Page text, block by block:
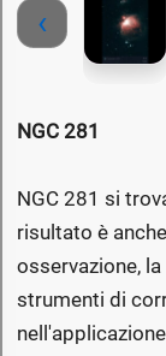
‹
NGC 281
NGC 281 si
risultato è
osservazione,
strumenti di